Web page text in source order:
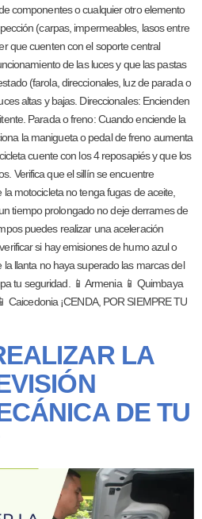
componentes o cualquier otro elemento
(carpas, impermeables, lasos entre
que cuenten con el soporte central
de las luces y que las pastas
(farola, direccionales, luz de parada o
altas y bajas. Direccionales: Encienden
Parada o freno: Cuando enciende la
la manigueta o pedal de freno aumenta
cuente con los 4 reposapiés y que los
Verifica que el sillín se encuentre
motocicleta no tenga fugas de aceite,
tiempo prolongado no deje derrames de
puedes realizar una aceleración
si hay emisiones de humo azul o
la llanta no haya superado las marcas del
tu seguridad. 📱 Armenia 📱 Quimbaya
Caicedonia ¡CENDA, POR SIEMPRE TU
LA
DE TU